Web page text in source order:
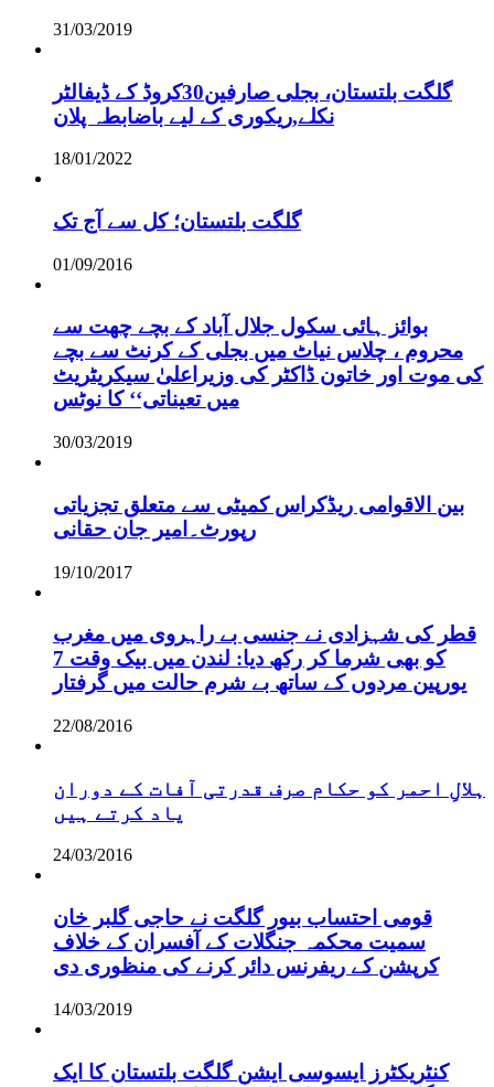
31/03/2019
گلگت بلتستان، بجلی صارفین30کروڈ کے ڈیفالٹر
نکلے,ریکوری کے لیے باضابطہ پلان
18/01/2022
گلگت بلتستان؛ کل سے آج تک
01/09/2016
بوائز ہائی سکول جلال آباد کے بچے چھت سے
محروم ، چلاس نیاٹ میں بجلی کے کرنٹ سے بچے
کی موت اور خاتون ڈاکٹر کی وزیراعلیٰ سیکریٹریٹ
میں تعیناتی‘‘ کا نوٹس
30/03/2019
بین الاقوامی ریڈکراس کمیٹی سے متعلق تجزیاتی
رپورٹ۔امیر جان حقانی
19/10/2017
قطر کی شہزادی نے جنسی بے راہروی میں مغرب
کو بھی شرما کر رکھ دیا: لندن میں بیک وقت 7
یورپین مردوں کے ساتھ بے شرم حالت میں گرفتار
22/08/2016
ہلالِ احمر کو حکام صرف قدرتی آفات کے دوران
یاد کرتے ہیں
24/03/2016
قومی احتساب بیور گلگت نے حاجی گلبر خان
سمیت محکمہ جنگلات کے آفسران کے خلاف
کرپشن کے ریفرنس دائر کرنے کی منظوری دی
14/03/2019
کنٹریکٹرز ایسوسی ایشن گلگت بلتستان کا ایک